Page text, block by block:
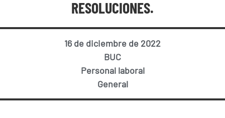
RESOLUCIONES.
16 de diciembre de 2022
BUC
Personal laboral
General